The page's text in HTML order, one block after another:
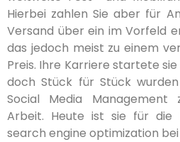
Hierbei zahlen Sie aber für
Versand über ein im Vorfeld
das jedoch meist zu einem
Preis. Ihre Karriere startete
doch Stück für Stück
Social Media
Arbeit. Heute ist sie für die
search engine optimization